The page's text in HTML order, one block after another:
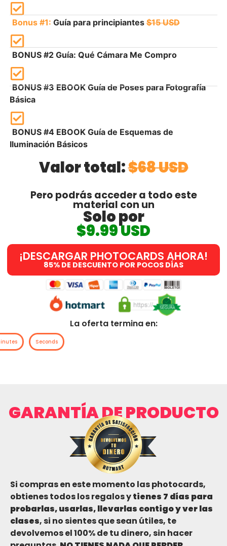
Bonus #1: Guía para principiantes$15 USD
BONUS #2 Guía: Qué Cámara Me Compro​
BONUS #3 EBOOK Guía de Poses para Fotografía
Básica
BONUS #4 EBOOK Guía de Esquemas de
Iluminación Básicos​
Valor total:$68 USD
Pero podrás acceder a todo este
material con un
Solo por
$9.99 USD
¡DESCARGAR PHOTOCARDS AHORA!
85% DE DESCUENTO POR POCOS DÍAS
La oferta termina en:
Seconds
GARANTÍA DE PRODUCTO
Si compras en este momento las photocards,
obtienes todos los regalos ytienes 7 días para
probarlas, usarlas, llevarlas contigo y ver las
clases, si no sientes que sean útiles, te
devolvemos el 100% de tu dinero, sin hacer